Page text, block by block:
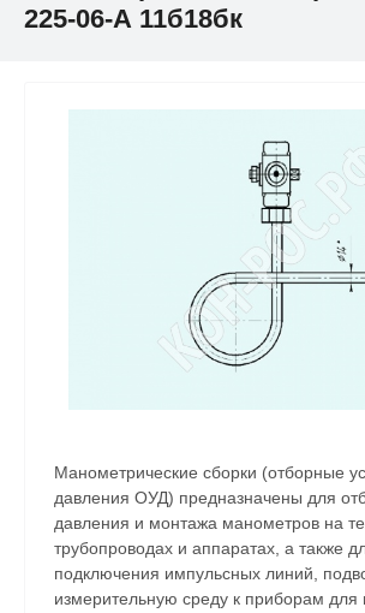
225-06-А 11б18бк
Манометрические сборки (отборные
давления ОУД) предназначены для
давления и монтажа манометров на
трубопроводах и аппаратах, а также
подключения импульсных линий,
измерительную среду к приборам для